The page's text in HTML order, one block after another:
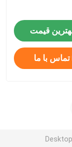
قیمت
تماس با ما